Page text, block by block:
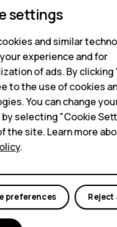
phones
for kids
M
this helpful?
No
settings
and similar
experience and for
of ads. By clicking
to the use of cookies
You can change
by selecting "Cookie
the site. Learn more
.
Reject
preferences